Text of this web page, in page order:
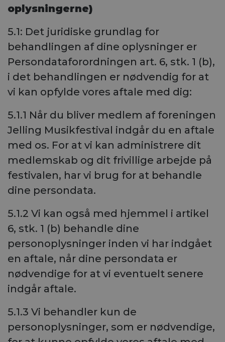
oplysningerne)
5.1: Det juridiske grundlag for
behandlingen af dine oplysninger er
Persondataforordningen art. 6, stk. 1 (b),
i det behandlingen er nødvendig for at
vi kan opfylde vores aftale med dig:
5.1.1 Når du bliver medlem af foreningen
Jelling Musikfestival indgår du en aftale
med os. For at vi kan administrere dit
medlemskab og dit frivillige arbejde på
festivalen, har vi brug for at behandle
dine persondata.
5.1.2 Vi kan også med hjemmel i artikel
6, stk. 1 (b) behandle dine
personoplysninger inden vi har indgået
en aftale, når dine persondata er
nødvendige for at vi eventuelt senere
indgår aftale.
5.1.3 Vi behandler kun de
personoplysninger, som er nødvendige,